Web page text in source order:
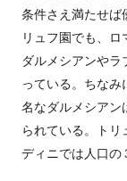
条件さえ満たせば
リュフ園でも、ロ
ダルメシアンや
っている。ちな
名なダルメシアン
られている。トリ
ディニでは人口の